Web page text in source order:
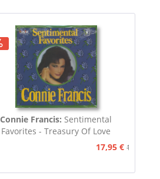
Connie Francis: Sentimental
Favorites - Treasury Of Love
17,95 € 19,95 €